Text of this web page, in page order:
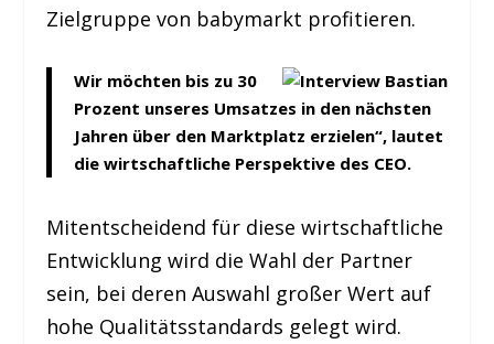
Zielgruppe von babymarkt profitieren.
Wir möchten bis zu 30
Prozent unseres Umsatzes in den nächsten
Jahren über den Marktplatz erzielen“, lautet
die wirtschaftliche Perspektive des CEO.
Mitentscheidend für diese wirtschaftliche
Entwicklung wird die Wahl der Partner
sein, bei deren Auswahl großer Wert auf
hohe Qualitätsstandards gelegt wird.